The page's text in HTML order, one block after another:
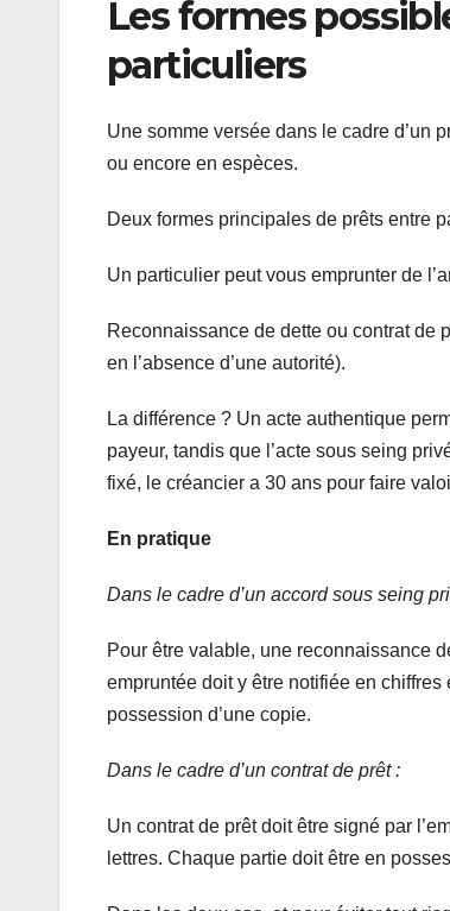
Les formes
particuliers
Une somme versée dans le cadre d’un
ou encore en espèces.
Deux formes principales de prêts entre
Un particulier peut vous emprunter de
Reconnaissance de dette ou contrat de
en l’absence d’une autorité).
La différence ? Un acte authentique
payeur, tandis que l’acte sous seing
fixé, le créancier a 30 ans pour faire
En pratique
Dans le cadre d’un accord sous seing
Pour être valable, une reconnaissance
empruntée doit y être notifiée en chiffres
possession d’une copie.
Dans le cadre d’un contrat de prêt :
Un contrat de prêt doit être signé par
lettres. Chaque partie doit être en